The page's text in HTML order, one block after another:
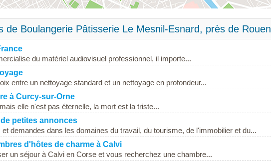
de Boulangerie Pâtisserie Le Mesnil-Esnard, près de Rouen
du matériel audiovisuel professionnel, il importe...
entre un nettoyage standard et un nettoyage en profondeur...
à Curcy-sur-Orne
elle n'est pas éternelle, la mort est la triste...
petites annonces
demandes dans les domaines du travail, du tourisme, de l'immobilier et du...
d'hôtes de charme à Calvi
un séjour à Calvi en Corse et vous recherchez une chambre...